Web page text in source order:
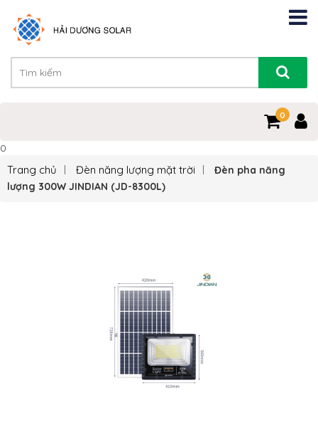
0
0
Trang chủ Đèn năng lượng mặt trời
Đèn pha năng
lượng 300W JINDIAN (JD-8300L)